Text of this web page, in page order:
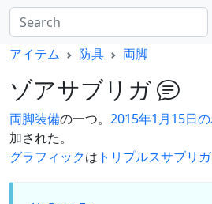
アイテム 防具 両脚
ゾアサブリガ
両脚装備の一つ。 2015年1月15日
加された。
グラフィックは トリプルスサブリガ